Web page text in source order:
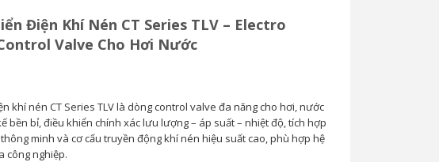
Điện Khí Nén CT Series TLV – Electro
Valve Cho Hơi Nước
khí nén CT Series TLV là dòng control valve đa năng cho hơi, nước
bền bỉ, điều khiển chính xác lưu lượng – áp suất – nhiệt độ, tích hợp
minh và cơ cấu truyền động khí nén hiệu suất cao, phù hợp hệ
công nghiệp.
TLV
TLV
0